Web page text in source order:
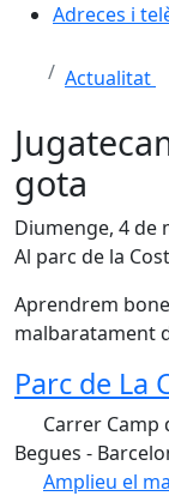
Adreces i
Actualitat
gota
Diumenge, 4 de
Al parc de la
Aprendrem
malbaratament
Parc de La
Carrer Camp
Begues -
Amplieu el